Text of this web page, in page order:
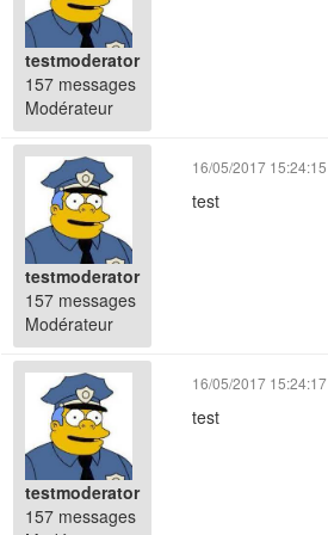
testmoderator
157 messages
Modérateur
testmoderator
157 messages
Modérateur
16/05/2017 15:24:15
test
testmoderator
157 messages
16/05/2017 15:24:17
test